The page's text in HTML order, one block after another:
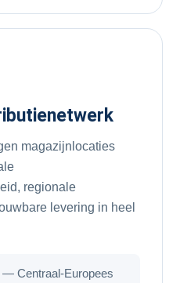
magazijnlocaties
regionale
levering in heel
— Centraal-Europees